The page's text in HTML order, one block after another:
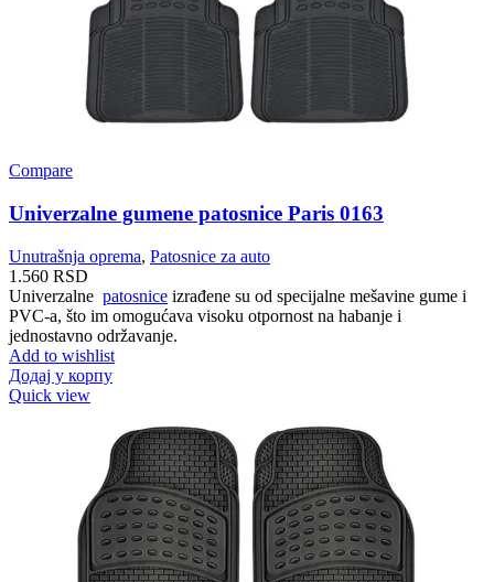
Compare
Univerzalne gumene patosnice Paris 0163
Unutrašnja oprema, Patosnice za auto
1.560 RSD
Univerzalne patosnice izrađene su od specijalne mešavine gume i
PVC-a, što im omogućava visoku otpornost na habanje i
jednostavno održavanje.
Add to wishlist
Додај у корпу
Quick view